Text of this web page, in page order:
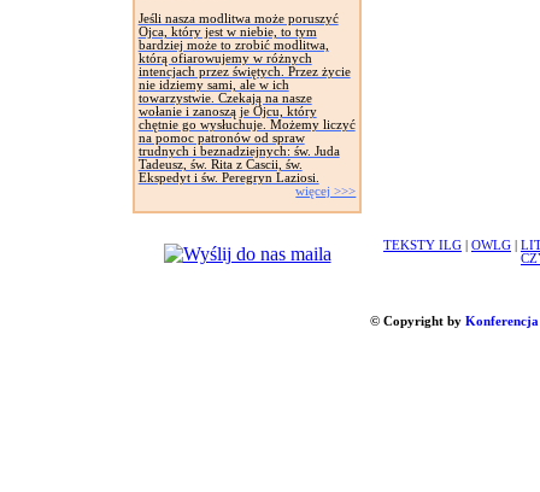
Jeśli nasza modlitwa może poruszyć
Ojca, który jest w niebie, to tym
bardziej może to zrobić modlitwa,
którą ofiarowujemy w różnych
intencjach przez świętych. Przez życie
nie idziemy sami, ale w ich
towarzystwie. Czekają na nasze
wołanie i zanoszą je Ojcu, który
chętnie go wysłuchuje. Możemy liczyć
na pomoc patronów od spraw
trudnych i beznadziejnych: św. Juda
Tadeusz, św. Rita z Cascii, św.
Ekspedyt i św. Peregryn Laziosi.
więcej >>>
TEKSTY ILG OWLG
© Copyright by Konferencja